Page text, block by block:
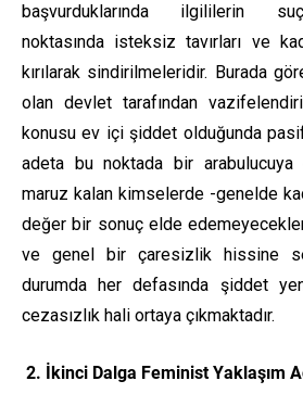
başvurduklarında ilgililerin
noktasında isteksiz tavırları ve
kırılarak sindirilmeleridir. Burada
olan devlet tarafından
konusu ev içi şiddet olduğunda
adeta bu noktada bir arabulucuya
maruz kalan kimselerde -genelde
değer bir sonuç elde
ve genel bir çaresizlik hissine
durumda her defasında şiddet
cezasızlık hali ortaya çıkmaktadır.
2. İkinci Dalga Feminist Yaklaşım